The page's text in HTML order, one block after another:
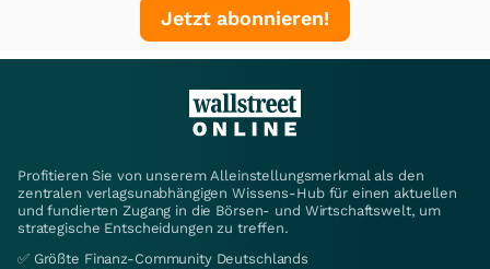
Jetzt abonnieren!
Profitieren Sie von unserem Alleinstellungsmerkmal als den
zentralen verlagsunabhängigen Wissens-Hub für einen aktuellen
und fundierten Zugang in die Börsen- und Wirtschaftswelt, um
strategische Entscheidungen zu treffen.
✅ Größte Finanz-Community Deutschlands